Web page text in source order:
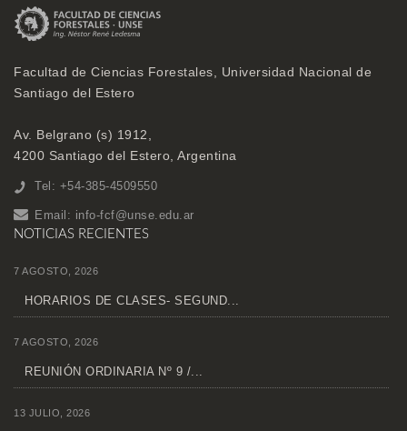
Facultad de Ciencias Forestales, Universidad Nacional de
Santiago del Estero
Av. Belgrano (s) 1912,
4200 Santiago del Estero, Argentina
Tel: +54-385-4509550
Email: info-fcf@unse.edu.ar
NOTICIAS RECIENTES
7 AGOSTO, 2026
HORARIOS DE CLASES- SEGUND...
7 AGOSTO, 2026
REUNIÓN ORDINARIA Nº 9 /...
13 JULIO, 2026